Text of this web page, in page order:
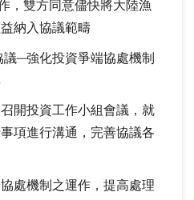
，雙方同意儘快將大陸漁
納入協議範疇
─強化投資爭端協處機制
開投資工作小組會議，就
項進行溝通，完善協議各
處機制之運作，提高處理